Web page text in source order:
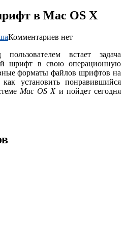
в Mac OS X
Комментариев нет
встает задача
шрифт в свою операционную
форматы файлов шрифтов на
установить понравившийся
Mac OS Xи пойдет сегодня